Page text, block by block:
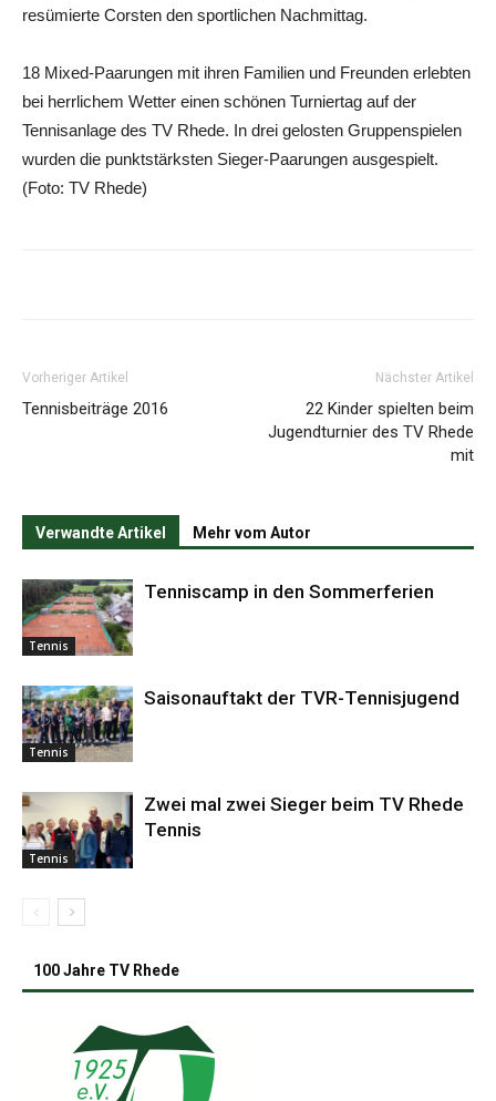
resümierte Corsten den sportlichen Nachmittag.
18 Mixed-Paarungen mit ihren Familien und Freunden erlebten
bei herrlichem Wetter einen schönen Turniertag auf der
Tennisanlage des TV Rhede. In drei gelosten Gruppenspielen
wurden die punktstärksten Sieger-Paarungen ausgespielt.
(Foto: TV Rhede)
Vorheriger Artikel
Tennisbeiträge 2016
Nächster Artikel
22 Kinder spielten beim
Jugendturnier des TV Rhede
mit
Verwandte Artikel Mehr vom Autor
Tennis
Tenniscamp in den Sommerferien
Tennis
Saisonauftakt der TVR-Tennisjugend
Tennis
Zwei mal zwei Sieger beim TV Rhede
Tennis
100 Jahre TV Rhede